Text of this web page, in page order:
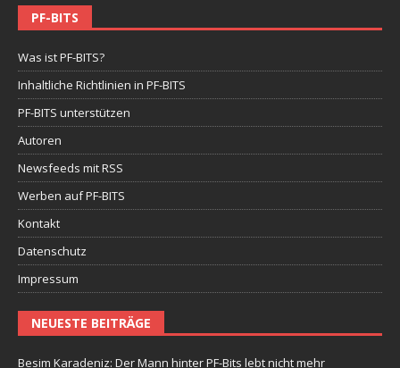
PF-BITS
Was ist PF-BITS?
Inhaltliche Richtlinien in PF-BITS
PF-BITS unterstützen
Autoren
Newsfeeds mit RSS
Werben auf PF-BITS
Kontakt
Datenschutz
Impressum
NEUESTE BEITRÄGE
Besim Karadeniz: Der Mann hinter PF-Bits lebt nicht mehr